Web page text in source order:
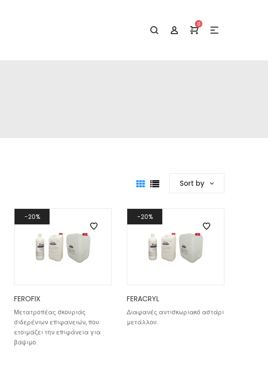
0
Sort by
20%
FEROFIX
Μετατροπέας σκουριάς
σιδερένιων επιφανειών, που
ετοιμάζει την επιφάνεια για
βάψιμο.
20%
FERACRYL
Διαφανές αντισκωριακό αστάρι
μετάλλου.